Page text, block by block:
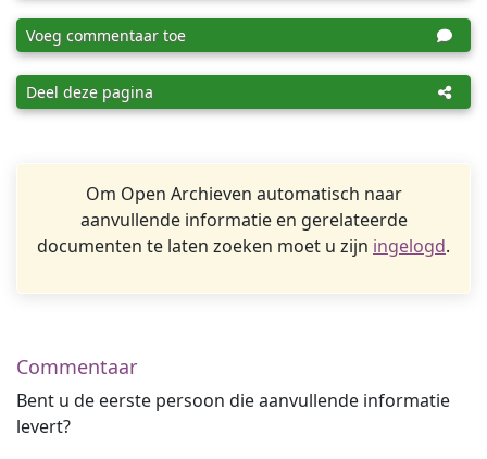
Voeg commentaar toe
Deel deze pagina
Om Open Archieven automatisch naar
aanvullende informatie en gerelateerde
documenten te laten zoeken moet u zijn ingelogd.
Commentaar
Bent u de eerste persoon die aanvullende informatie
levert?